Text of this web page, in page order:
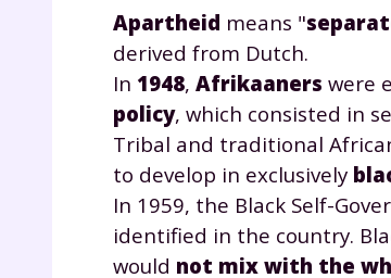
Apartheid means "
derived from Dutch.
In 1948, Afrikaaners were
policy, which consisted in
Tribal and traditional
to develop in exclusively
In 1959, the Black Self-
identified in the country.
would not mix with the